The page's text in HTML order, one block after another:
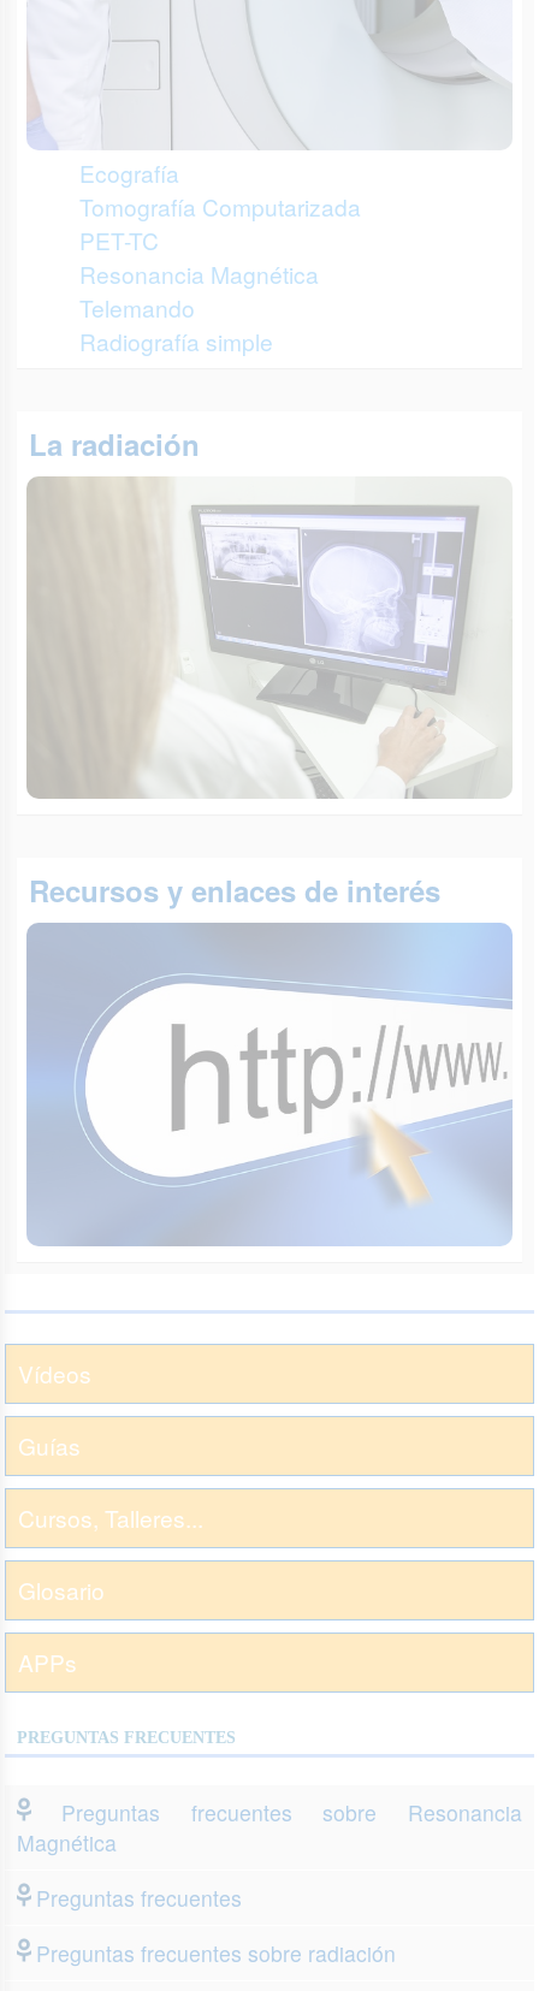
Ecografía
Tomografía Computarizada
PET-TC
Resonancia Magnética
Telemando
Radiografía simple
La radiación
Recursos y enlaces de interés
Vídeos
Guías
Cursos, Talleres...
Glosario
APPs
PREGUNTAS FRECUENTES
Preguntas frecuentes sobre Resonancia
Magnética
Preguntas frecuentes
Preguntas frecuentes sobre radiación